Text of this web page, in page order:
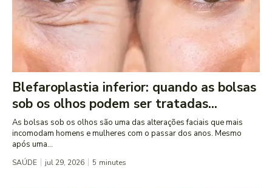
Blefaroplastia inferior: quando as bolsas
sob os olhos podem ser tratadas...
As bolsas sob os olhos são uma das alterações faciais que mais
incomodam homens e mulheres com o passar dos anos. Mesmo
após uma...
SAÚDE jul 29, 2026 5 minutes